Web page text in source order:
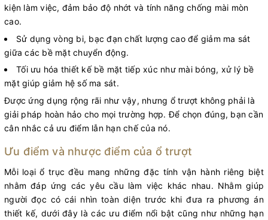
kiện làm việc, đảm bảo độ nhớt và tính năng chống mài mòn
cao.
Sử dụng vòng bi, bạc đạn chất lượng cao để giảm ma sát
giữa các bề mặt chuyển động.
Tối ưu hóa thiết kế bề mặt tiếp xúc như mài bóng, xử lý bề
mặt giúp giảm hệ số ma sát.
Được ứng dụng rộng rãi như vậy, nhưng ổ trượt không phải là
giải pháp hoàn hảo cho mọi trường hợp. Để chọn đúng, bạn cần
cân nhắc cả ưu điểm lẫn hạn chế của nó.
Ưu điểm và nhược điểm của ổ trượt
Mỗi loại ổ trục đều mang những đặc tính vận hành riêng biệt
nhằm đáp ứng các yêu cầu làm việc khác nhau. Nhằm giúp
người đọc có cái nhìn toàn diện trước khi đưa ra phương án
thiết kế, dưới đây là các ưu điểm nổi bật cũng như những hạn